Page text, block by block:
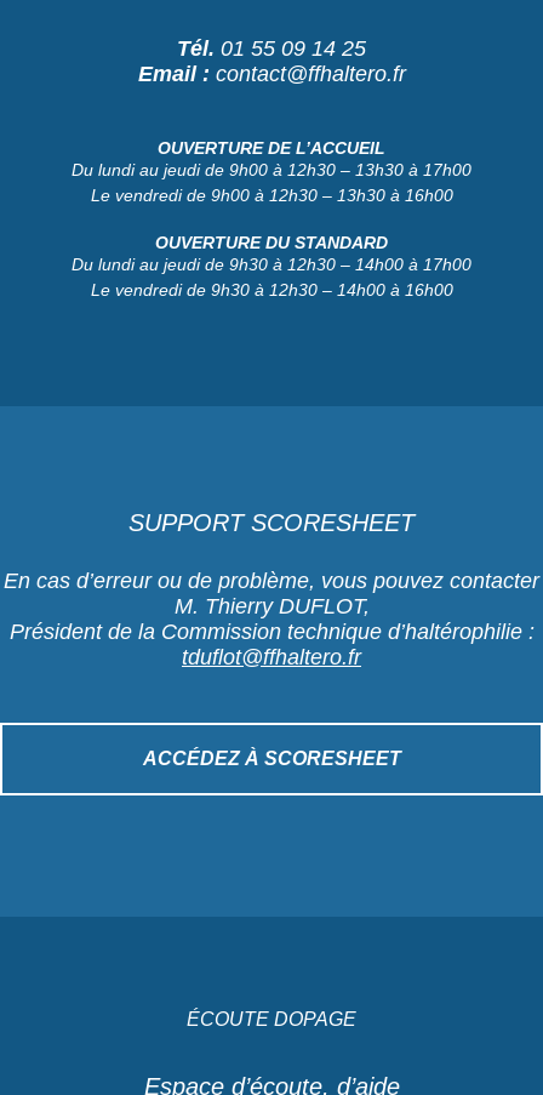
Tél. 01 55 09 14 25
Email : contact@ffhaltero.fr
OUVERTURE DE L’ACCUEIL
Du lundi au jeudi de 9h00 à 12h30 – 13h30 à 17h00
Le vendredi de 9h00 à 12h30 – 13h30 à 16h00
OUVERTURE DU STANDARD
Du lundi au jeudi de 9h30 à 12h30 – 14h00 à 17h00
Le vendredi de 9h30 à 12h30 – 14h00 à 16h00
SUPPORT SCORESHEET
En cas d’erreur ou de problème, vous pouvez contacter
M. Thierry DUFLOT,
Président de la Commission technique d’haltérophilie :
tduflot@ffhaltero.fr
ACCÉDEZ À SCORESHEET
ÉCOUTE DOPAGE
Espace d’écoute, d’aide